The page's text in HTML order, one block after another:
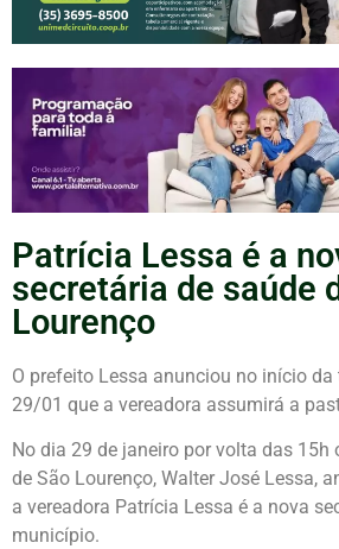
Patrícia Lessa é a
secretária de saúde
Lourenço
O prefeito Lessa anunciou no início da
29/01 que a vereadora assumirá a
No dia 29 de janeiro por volta das 15h
de São Lourenço, Walter José Lessa,
a vereadora Patrícia Lessa é a nova
município.